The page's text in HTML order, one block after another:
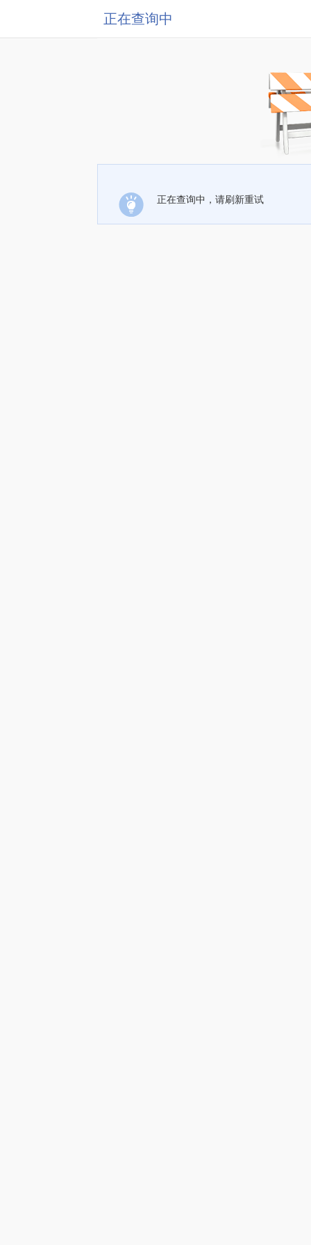
正在查询中
正在查询中，请刷新重试